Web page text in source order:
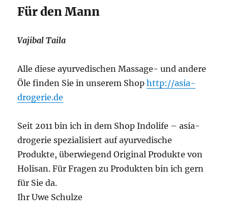
Für den Mann
Vajibal Taila
Alle diese ayurvedischen Massage- und andere
Öle finden Sie in unserem Shophttp://asia-
drogerie.de
Seit 2011 bin ich in dem Shop Indolife – asia-
drogerie spezialisiert auf ayurvedische
Produkte, überwiegend Original Produkte von
Holisan. Für Fragen zu Produkten bin ich gern
für Sie da.
Ihr Uwe Schulze